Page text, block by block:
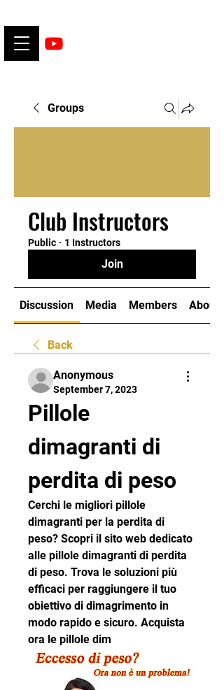
Groups
Club Instructors
Public · 1 Instructors
Join
Discussion Media Members About
Back
Anonymous
September 7, 2023
Pillole
dimagranti di
perdita di peso
Cerchi le migliori pillole
dimagranti per la perdita di
peso? Scopri il sito web dedicato
alle pillole dimagranti di perdita
di peso. Trova le soluzioni più
efficaci per raggiungere il tuo
obiettivo di dimagrimento in
modo rapido e sicuro. Acquista
ora le pillole dim